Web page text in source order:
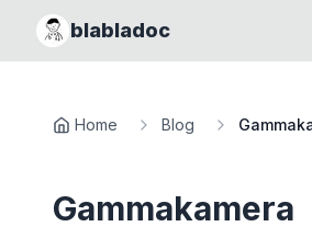
blabladoc
Home Blog
Gammakamera